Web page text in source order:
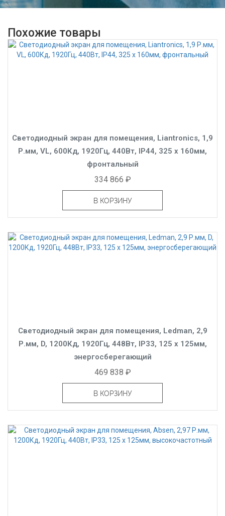
Похожие товары
Светодиодный экран для помещения, Liantronics, 1,9
Р.мм, VL, 600Кд, 1920Гц, 440Вт, IP44, 325 x 160мм,
фронтальный
334 866 ₽
В КОРЗИНУ
Светодиодный экран для помещения, Ledman, 2,9
Р.мм, D, 1200Кд, 1920Гц, 448Вт, IP33, 125 x 125мм,
энергосберегающий
469 838 ₽
В КОРЗИНУ